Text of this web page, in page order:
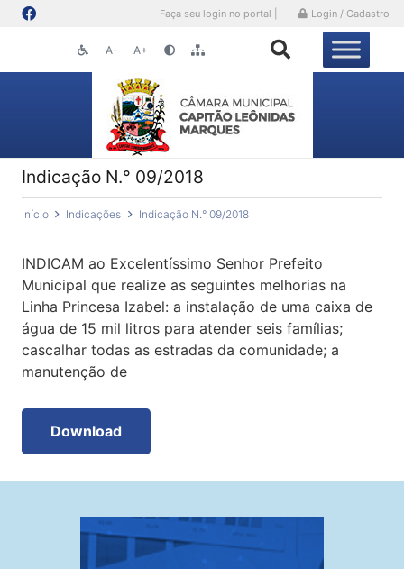
Faça seu login no portal | Login / Cadastro
A- A+
Indicação N.° 09/2018
Início Indicações Indicação N.° 09/2018
INDICAM ao Excelentíssimo Senhor Prefeito
Municipal que realize as seguintes melhorias na
Linha Princesa Izabel: a instalação de uma caixa de
água de 15 mil litros para atender seis famílias;
cascalhar todas as estradas da comunidade; a
manutenção de
Download